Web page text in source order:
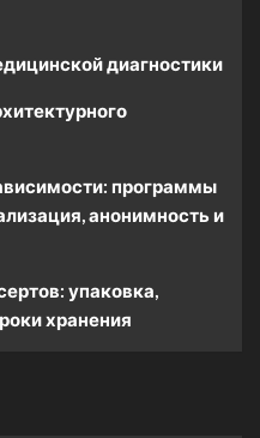
диагностики
программы
анонимность и
упаковка,
хранения